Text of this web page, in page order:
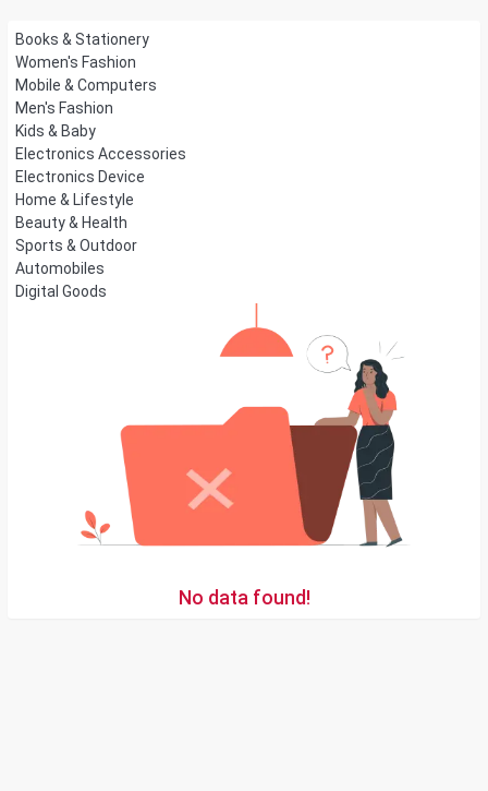
Books & Stationery
Women's Fashion
Mobile & Computers
Men's Fashion
Kids & Baby
Electronics Accessories
Electronics Device
Home & Lifestyle
Beauty & Health
Sports & Outdoor
Automobiles
Digital Goods
No data found!